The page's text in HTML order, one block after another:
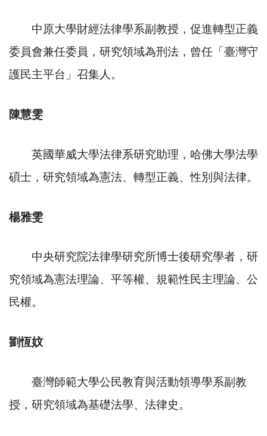
中原大學財經法律學系副教授，促進轉型正義
委員會兼任委員，研究領域為刑法，曾任「臺灣守
護民主平台」召集人。
陳慧雯
英國華威大學法律系研究助理，哈佛大學法學
碩士，研究領域為憲法、轉型正義、性別與法律。
楊雅雯
中央研究院法律學研究所博士後研究學者，研
究領域為憲法理論、平等權、規範性民主理論、公
民權。
劉恆妏
臺灣師範大學公民教育與活動領導學系副教
授，研究領域為基礎法學、法律史。